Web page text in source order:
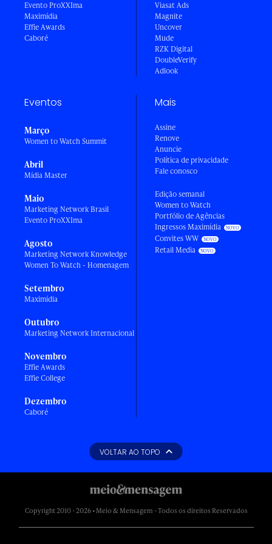
Evento ProXXIma
Maximídia
Effie Awards
Caboré
Viasat Ads
Magnite
Uncover
Mude
RZK Digital
DoubleVerify
Adlook
Eventos
Março
Women to Watch Summit
Abril
Mídia Master
Maio
Marketing Network Brasil
Evento ProXXIma
Agosto
Marketing Network Knowledge
Women To Watch - Homenagem
Setembro
Maximídia
Outubro
Marketing Network Internacional
Novembro
Effie Awards
Effie College
Dezembro
Caboré
Mais
Assine
Renove
Anuncie
Política de privacidade
Fale conosco
Edição semanal
Women to Watch
Portfólio de Agências
Ingressos Maximídia
Convites WW
Retail Media
VOLTAR AO TOPO
Copyright 2010 - 2026 • Meio & Mensagem - Todos os direitos Reservados